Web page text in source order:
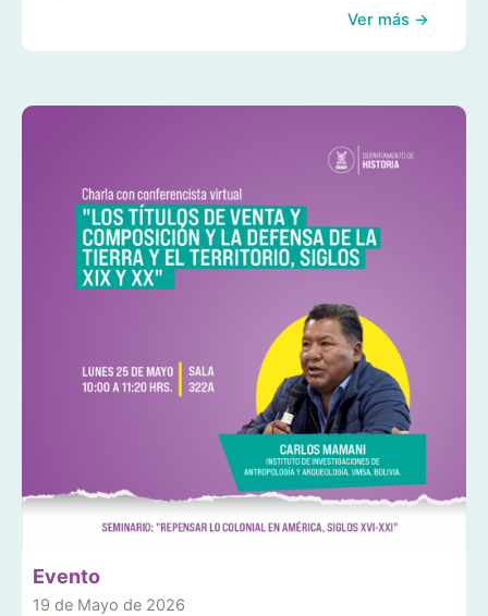
Ver más →
Evento
19 de Mayo de 2026